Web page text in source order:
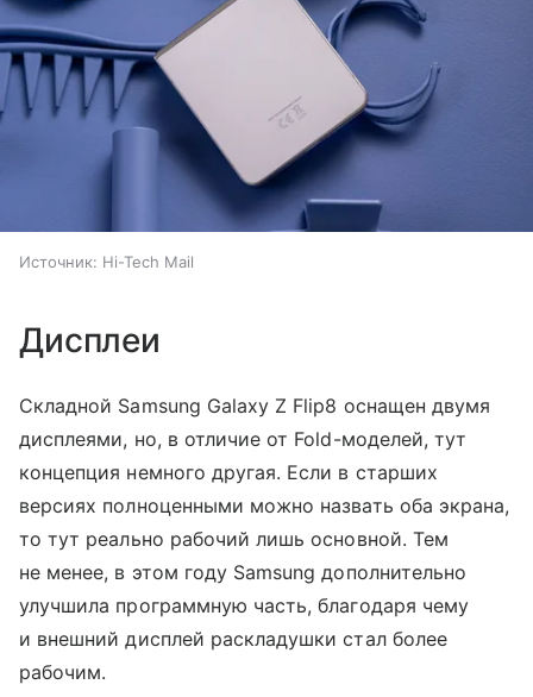
Источник: Hi-Tech Mail
Дисплеи
Складной Samsung Galaxy Z Flip8 оснащен двумя
дисплеями, но, в отличие от Fold-моделей, тут
концепция немного другая. Если в старших
версиях полноценными можно назвать оба экрана,
то тут реально рабочий лишь основной. Тем
не менее, в этом году Samsung дополнительно
улучшила программную часть, благодаря чему
и внешний дисплей раскладушки стал более
рабочим.